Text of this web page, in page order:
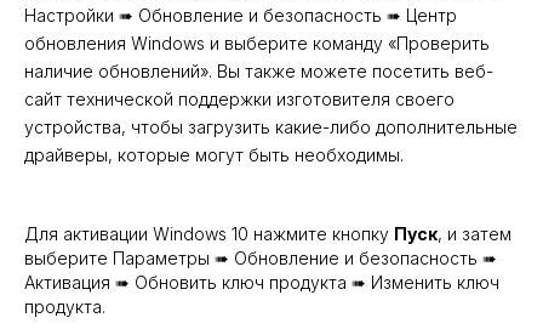
Настройки ➠ Обновление и безопасность ➠ Центр
обновления Windows и выберите команду «Проверить
наличие обновлений». Вы также можете посетить веб-
сайт технической поддержки изготовителя своего
устройства, чтобы загрузить какие-либо дополнительные
драйверы, которые могут быть необходимы.
Для активации Windows 10 нажмите кнопку Пуск, и затем
выберите Параметры ➠ Обновление и безопасность ➠
Активация ➠ Обновить ключ продукта ➠ Изменить ключ
продукта.